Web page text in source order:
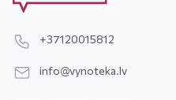
+37120015812
info@vynoteka.lv